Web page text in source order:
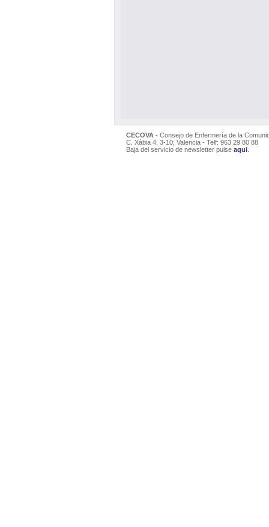
CECOVA - Consejo de Enfermería de la
C. Xàbia 4, 3-10; Valencia - Telf: 963 29 80 88
Baja del servicio de newsletter pulse aqui